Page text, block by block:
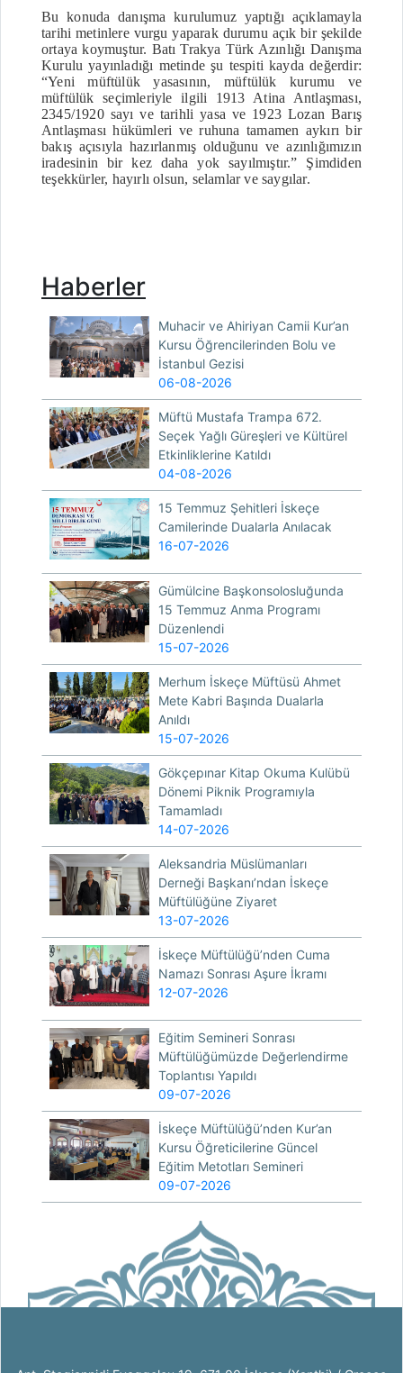
Bu konuda danışma kurulumuz yaptığı açıklamayla
tarihi metinlere vurgu yaparak durumu açık bir şekilde
ortaya koymuştur. Batı Trakya Türk Azınlığı Danışma
Kurulu yayınladığı metinde şu tespiti kayda değerdir:
“Yeni müftülük yasasının, müftülük kurumu ve
müftülük seçimleriyle ilgili 1913 Atina Antlaşması,
2345/1920 sayı ve tarihli yasa ve 1923 Lozan Barış
Antlaşması hükümleri ve ruhuna tamamen aykırı bir
bakış açısıyla hazırlanmış olduğunu ve azınlığımızın
iradesinin bir kez daha yok sayılmıştır.” Şimdiden
teşekkürler, hayırlı olsun, selamlar ve saygılar.
Haberler
Muhacir ve Ahiriyan Camii Kur’an
Kursu Öğrencilerinden Bolu ve
İstanbul Gezisi
06-08-2026
Müftü Mustafa Trampa 672.
Seçek Yağlı Güreşleri ve Kültürel
Etkinliklerine Katıldı
04-08-2026
15 Temmuz Şehitleri İskeçe
Camilerinde Dualarla Anılacak
16-07-2026
Gümülcine Başkonsolosluğunda
15 Temmuz Anma Programı
Düzenlendi
15-07-2026
Merhum İskeçe Müftüsü Ahmet
Mete Kabri Başında Dualarla
Anıldı
15-07-2026
Gökçepınar Kitap Okuma Kulübü
Dönemi Piknik Programıyla
Tamamladı
14-07-2026
Aleksandria Müslümanları
Derneği Başkanı’ndan İskeçe
Müftülüğüne Ziyaret
13-07-2026
İskeçe Müftülüğü’nden Cuma
Namazı Sonrası Aşure İkramı
12-07-2026
Eğitim Semineri Sonrası
Müftülüğümüzde Değerlendirme
Toplantısı Yapıldı
09-07-2026
İskeçe Müftülüğü’nden Kur’an
Kursu Öğreticilerine Güncel
Eğitim Metotları Semineri
09-07-2026